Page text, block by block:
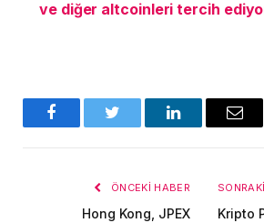
ve diğer altcoinleri tercih
FacebookTwitter LinkedInE-
ÖNCEKI HABER
Hong Kong, JPEX
Kripto